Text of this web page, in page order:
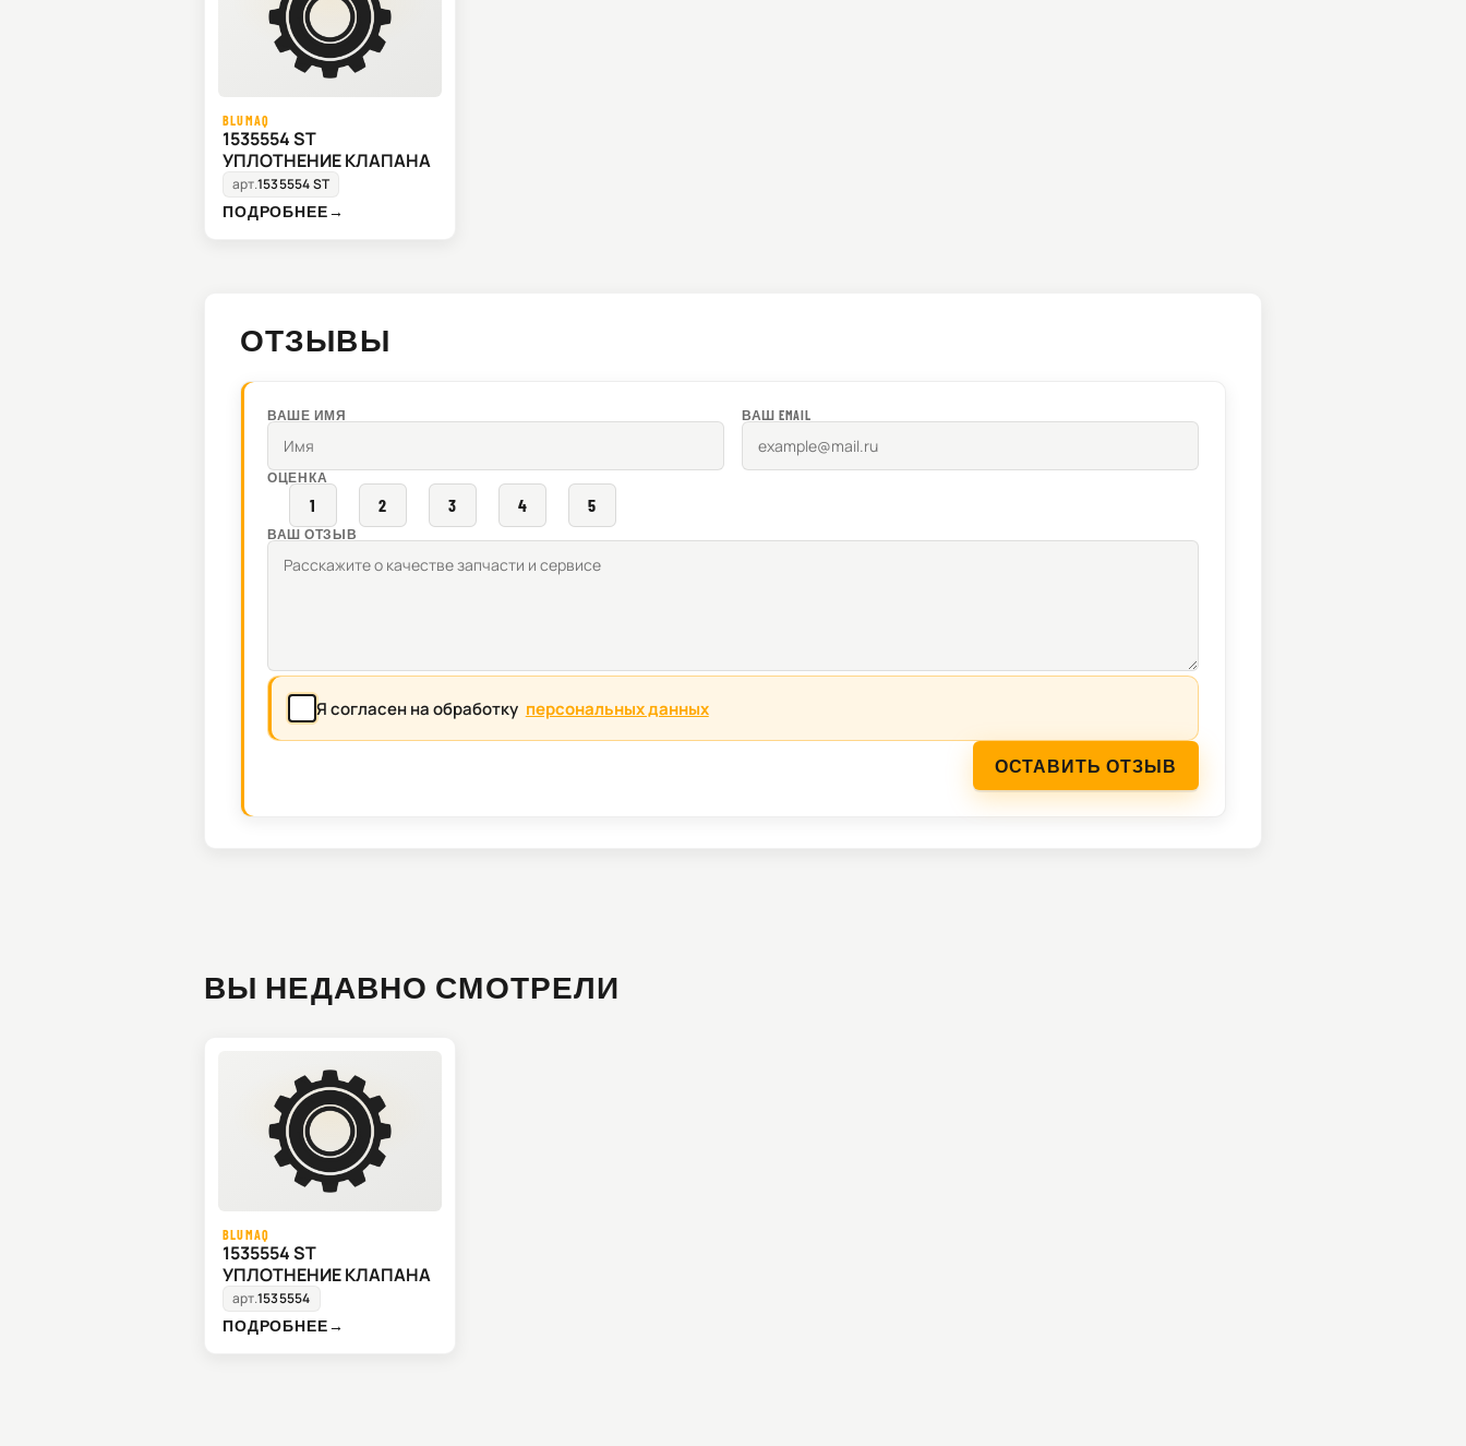
BLUMAQ
1535554 ST
УПЛОТНЕНИЕ КЛАПАНА
арт.1535554 ST
ПОДРОБНЕЕ→
ОТЗЫВЫ
ВАШЕ ИМЯ ВАШ EMAIL
ОЦЕНКА
1 2 3 4 5
ВАШ ОТЗЫВ
Я согласен на обработку персональных данных
ОСТАВИТЬ ОТЗЫВ
ВЫ НЕДАВНО СМОТРЕЛИ
BLUMAQ
1535554 ST
УПЛОТНЕНИЕ КЛАПАНА
арт.1535554
ПОДРОБНЕЕ→